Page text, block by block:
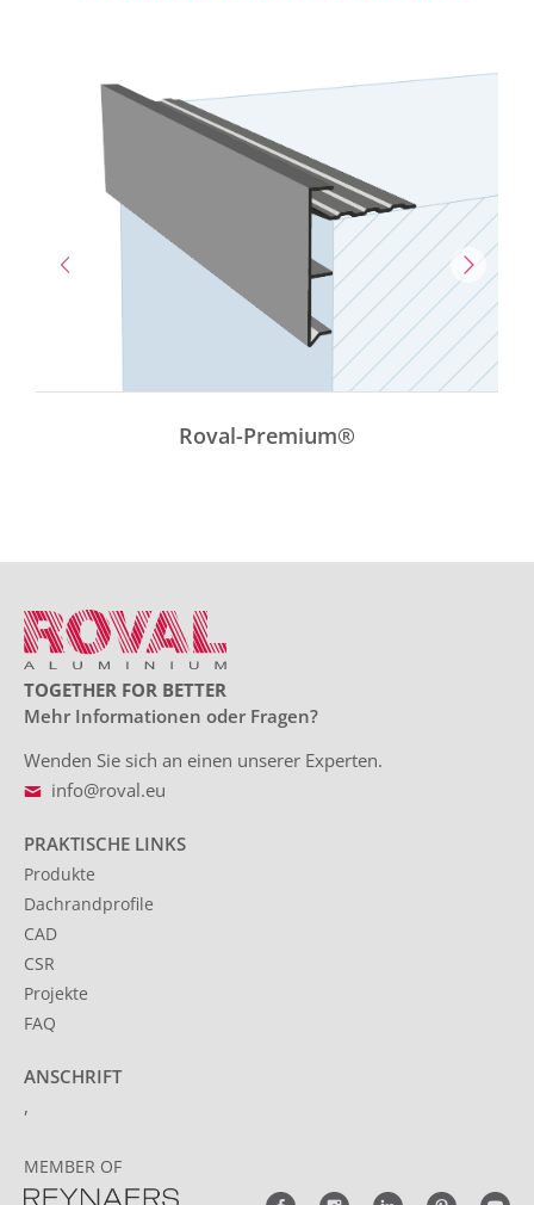
Roval-Premium®
TOGETHER FOR BETTER
Mehr Informationen oder Fragen?
Wenden Sie sich an einen unserer Experten.
info@roval.eu
PRAKTISCHE LINKS
Produkte
Dachrandprofile
CAD
CSR
Projekte
FAQ
ANSCHRIFT
,
MEMBER OF